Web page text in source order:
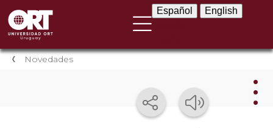
Español English
Novedades